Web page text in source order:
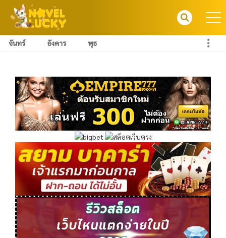
จันทร์ อังคาร พุธ